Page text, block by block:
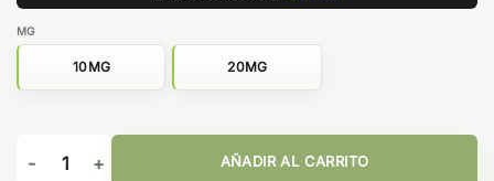
MG
10MG 20MG
Pachamama Self Juice Salts Lemon Apple Ice 10ml cantidad
AÑADIR AL CARRITO